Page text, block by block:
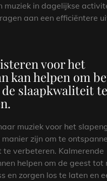
muziek in dagelijkse
aan een efficiëntere
voor het
kan helpen om
de slaapkwaliteit te
muziek voor het
zijn om te
verbeteren. Kalmerende
helpen om de geest tot
en zorgen los te laten en